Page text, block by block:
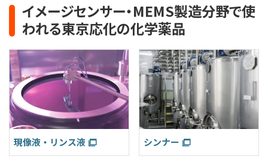
イメージセンサー・MEMS製造分野で使
われる東京応化の化学薬品
現像液・リンス液 シンナー